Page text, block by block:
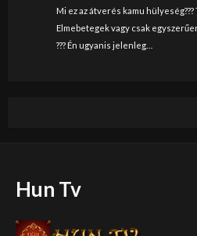
Mi ez az átverés kamu
Elmebetegek vagy csak
??? Én ugyanis jelenleg…
Hun Tv